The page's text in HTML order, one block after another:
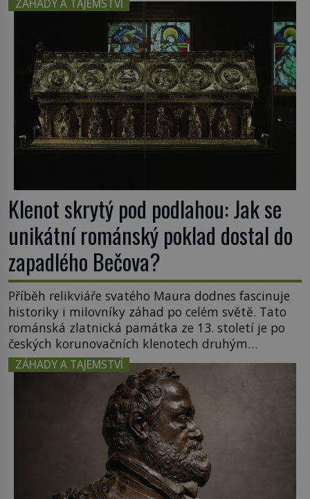
ZÁHADY A TAJEMSTVÍ
Klenot skrytý pod podlahou: Jak se
unikátní románský poklad dostal do
zapadlého Bečova?
Příběh relikviáře svatého Maura dodnes fascinuje
historiky i milovníky záhad po celém světě. Tato
románská zlatnická památka ze 13. století je po
českých korunovačních klenotech druhým
nejcennějším movitým majetkem v České
republice. Přestože byl klenot v roce 1985 po
dramatickém pátrání kriminalistů úspěšně
nalezen, jeho minulost stále obestírá hustá mlha.
Otázky, jak přesně se tato […]
ZÁHADY A TAJEMSTVÍ